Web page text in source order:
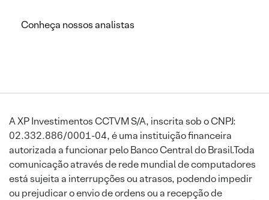
Conheça nossos analistas
A XP Investimentos CCTVM S/A, inscrita sob o CNPJ:
02.332.886/0001-04, é uma instituição financeira
autorizada a funcionar pelo Banco Central do Brasil.Toda
comunicação através de rede mundial de computadores
está sujeita a interrupções ou atrasos, podendo impedir
ou prejudicar o envio de ordens ou a recepção de